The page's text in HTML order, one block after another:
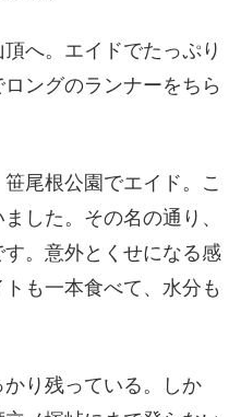
へ。エイドでたっぷり
ングのランナーをちら
尾根公園でエイド。こ
した。その名の通り、
。意外とくせになる感
も一本食べて、水分も
り残っている。しか